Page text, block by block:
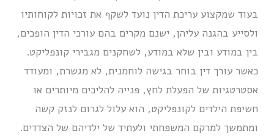
בעוד שמקצוע עריכת הדין נועד לשקף את זכויות לקוחותיו
ולסייע בהגנה עליהן, ישנם מקרים בהם עורכי הדין הופכים,
בין במודע ובין שלא במודע, לשחקנים מגבירי קונפליקט.
כאשר עורך דין בוחר בגישה לוחמנית, לא מגשרת, ומעודד
אסטרטגיות של הפעלת לחץ, פנייה להליכים מיותרים או
חשיפת הילדים לקונפליקט, הוא עלול לגרום לנזק קשה
ומתמשך למרקם המשפחתי ולעתיד של ילדיהם של הצדדים.